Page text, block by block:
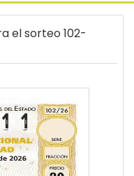
el sorteo 102-